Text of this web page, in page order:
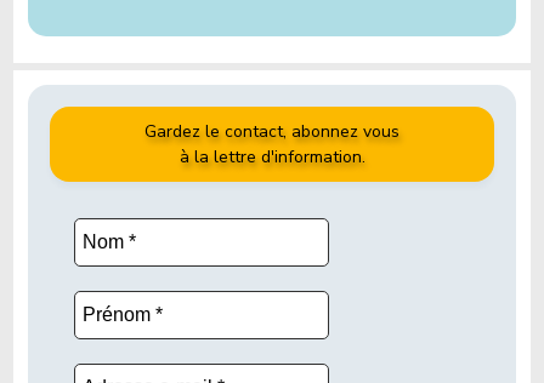
Gardez le contact, abonnez vous
à la lettre d'information.